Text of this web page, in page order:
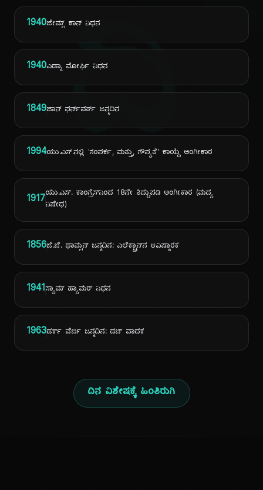
ದಿ
1940ಜೇಮ್ಸ್ ಕಾನ್ ನಿಧನ
1940ಎಡ್ನಾ ಮೋರ್ಫಿ ನಿಧನ
1849ಜಾನ್ ಫರ್ನ್‌ವರ್ತ್ ಜನ್ಮದಿನ
1994ಯು.ಎಸ್.ನಲ್ಲಿ 'ಸಂಪರ್ಕ, ಮತ್ತು, ಗೌಪ್ಯತೆ' ಕಾಯ್ದೆ ಅಂಗೀಕಾರ
1917ಯು.ಎಸ್. ಕಾಂಗ್ರೆಸ್‌ನಿಂದ 18ನೇ ತಿದ್ದುಪಡಿ ಅಂಗೀಕಾರ (ಮದ್ಯ
ನಿಷೇಧ)
1856ಜೆ.ಜೆ. ಥಾಮ್ಸನ್ ಜನ್ಮದಿನ: ಎಲೆಕ್ಟ್ರಾನ್‌ನ ಆವಿಷ್ಕಾರಕ
1941ಸ್ಯಾಮ್ ಹ್ಯಾಮರ್ ನಿಧನ
1963ಡರ್ಕ್ ವೆರ್ಬಿ ಜನ್ಮದಿನ: ಡಚ್ ವಾದಕ
ದಿನ ವಿಶೇಷಕ್ಕೆ ಹಿಂತಿರುಗಿ